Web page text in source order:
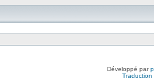
Développé par
Traduction